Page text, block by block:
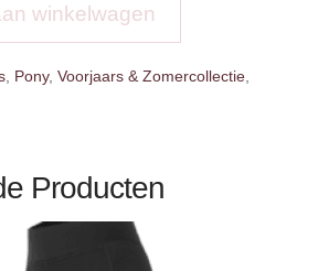
winkelwagen
, Pony, Voorjaars & Zomercollectie,
Producten